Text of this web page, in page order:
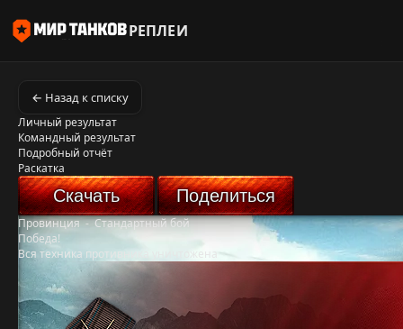
РЕПЛЕИ
← Назад к списку
Личный результат
Командный результат
Подробный отчёт
Раскатка
Скачать Поделиться
Провинция-Стандартный бой
Победа!
Вся техника противника уничтожена